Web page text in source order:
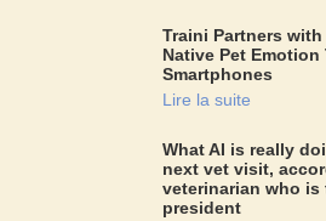
Traini Partners with
Native Pet
Smartphones
Lire la suite
What AI is really
next vet visit,
veterinarian who is
president